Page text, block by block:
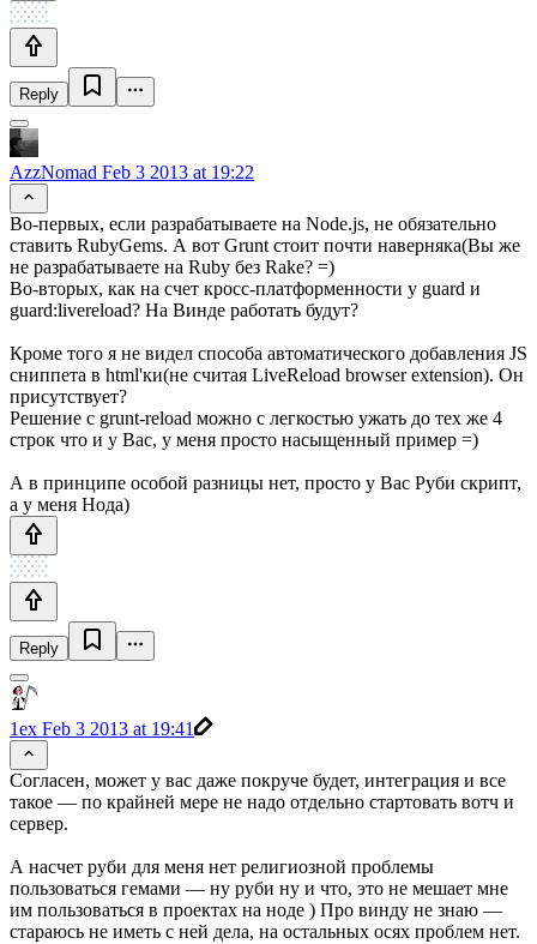
Reply
AzzNomad Feb 3 2013 at 19:22
Во-первых, если разрабатываете на Node.js, не обязательно
ставить RubyGems. А вот Grunt стоит почти наверняка(Вы же
не разрабатываете на Ruby без Rake? =)
Во-вторых, как на счет кросс-платформенности у guard и
guard:livereload? На Винде работать будут?
Кроме того я не видел способа автоматического добавления JS
сниппета в html'ки(не считая LiveReload browser extension). Он
присутствует?
Решение с grunt-reload можно с легкостью ужать до тех же 4
строк что и у Вас, у меня просто насыщенный пример =)
А в принципе особой разницы нет, просто у Вас Руби скрипт,
а у меня Нода)
Reply
1ex Feb 3 2013 at 19:41
Согласен, может у вас даже покруче будет, интеграция и все
такое — по крайней мере не надо отдельно стартовать вотч и
сервер.
А насчет руби для меня нет религиозной проблемы
пользоваться гемами — ну руби ну и что, это не мешает мне
им пользоваться в проектах на ноде ) Про винду не знаю —
стараюсь не иметь с ней дела, на остальных осях проблем нет.